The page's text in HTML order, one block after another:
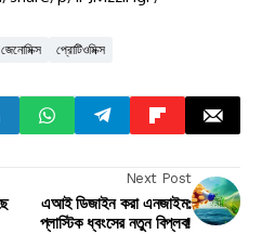
জেনোমিক্স প্রোটিওমিক্স
Next Post
এআই ডিজাইন করা এনজাইম:
প্লাস্টিক ধ্বংসের নতুন বিপ্লব!